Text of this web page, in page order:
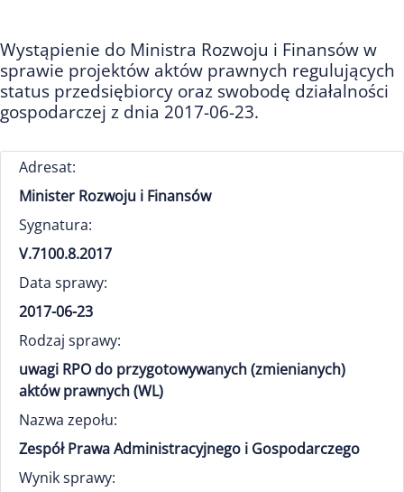
Wystąpienie do Ministra Rozwoju i Finansów w
sprawie projektów aktów prawnych regulujących
status przedsiębiorcy oraz swobodę działalności
gospodarczej z dnia 2017-06-23.
Adresat:
Minister Rozwoju i Finansów
Sygnatura:
V.7100.8.2017
Data sprawy:
2017-06-23
Rodzaj sprawy:
uwagi RPO do przygotowywanych (zmienianych)
aktów prawnych (WL)
Nazwa zepołu:
Zespół Prawa Administracyjnego i Gospodarczego
Wynik sprawy: